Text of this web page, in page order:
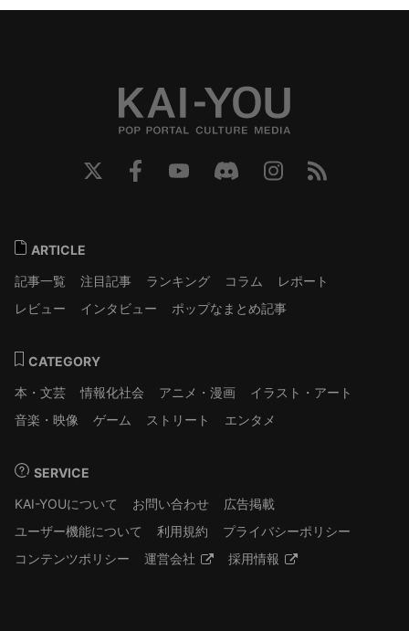
ARTICLE
記事一覧
注目記事 ランキング コラム
レポート
レビュー
インタビュー ポップなまとめ記事
CATEGORY
本・文芸
情報化社会 アニメ・漫画
イラスト・アート
音楽・映像
ゲーム ストリート エンタメ
SERVICE
KAI-YOUについて
お問い合わせ
広告掲載
ユーザー機能について
利用規約
プライバシーポリシー
コンテンツポリシー
運営会社 採用情報